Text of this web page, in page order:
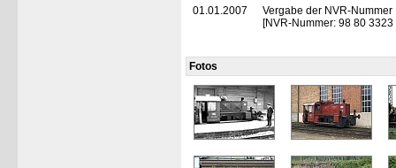
01.01.2007
Vergabe der NVR-Nummer
[NVR-Nummer: 98 80
Fotos